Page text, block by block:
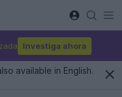
Investiga ahora
available in English.